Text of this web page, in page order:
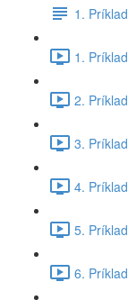
1.
1.
2.
3.
4.
5.
6.